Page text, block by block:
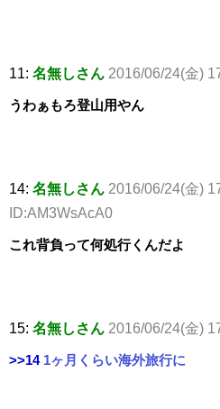
11: 名無しさん 2016/06/24(金)
うわぁもろ登山用やん
14: 名無しさん 2016/06/24(金)
ID:AM3WsAcA0
これ背負って何処行くんだよ
15: 名無しさん 2016/06/24(金)
>>141ヶ月くらい海外旅行に